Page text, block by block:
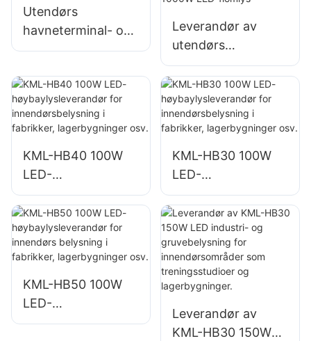
byggeplasser
Utendørs
havneterminal- og
flyplassbelysning
LED-
flomlysleverandør
Leverandør av
utendørs
havneterminal- og
flyplassbelysning
KML-FL2C 1000W
LED-flomlys
KML-HB40 100W
LED-
høybaylysleverand
ør for
innendørsbelysning
i fabrikker,
KML-HB30 100W
LED-
høybaylysleverand
ør for
innendørsbelysning
i fabrikker,
lagerbygninger osv.
KML-HB50 100W
LED-
høybaylysleverand
Leverandør av
KML-HB30 150W